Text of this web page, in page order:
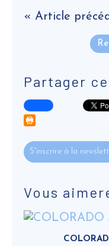
« Article
Partager
S'inscrire à la
Vous